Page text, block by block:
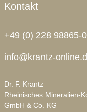
Kontakt
+49 (0) 228 98865-0
info@krantz-
Dr. F. Krantz
Rheinisches Mineralien-
GmbH & Co. KG